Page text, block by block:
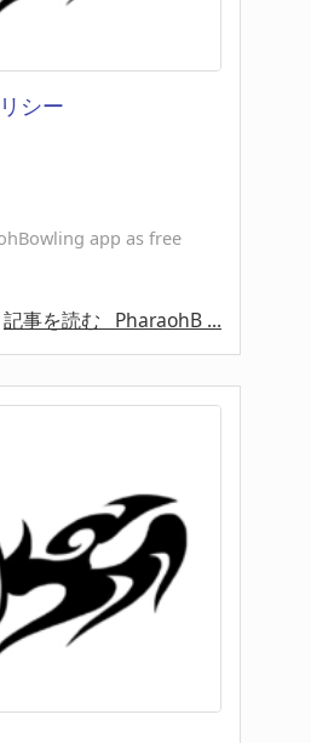
シー
app as free
記事を読む PharaohB ...